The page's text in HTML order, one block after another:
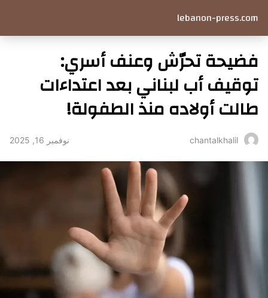
lebanon-press.com
فضيحة تحرّش وعنف أسري:
توقيف أب لبناني بعد اعتداءات
طالت أولاده منذ الطفولة!
chantalkhalil نوفمبر 16, 2025